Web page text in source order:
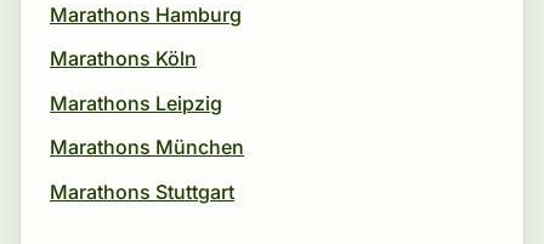
Marathons Hamburg
Marathons Köln
Marathons Leipzig
Marathons München
Marathons Stuttgart